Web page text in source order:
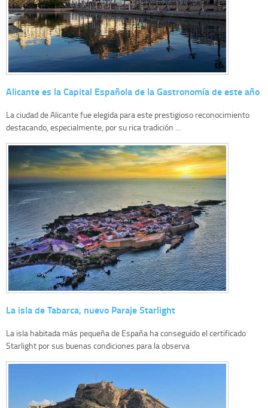
Alicante es la Capital Española de la Gastronomía de este año
La ciudad de Alicante fue elegida para este prestigioso reconocimiento
destacando, especialmente, por su rica tradición ...
La isla de Tabarca, nuevo Paraje Starlight
La isla habitada más pequeña de España ha conseguido el certificado
Starlight por sus buenas condiciones para la observa